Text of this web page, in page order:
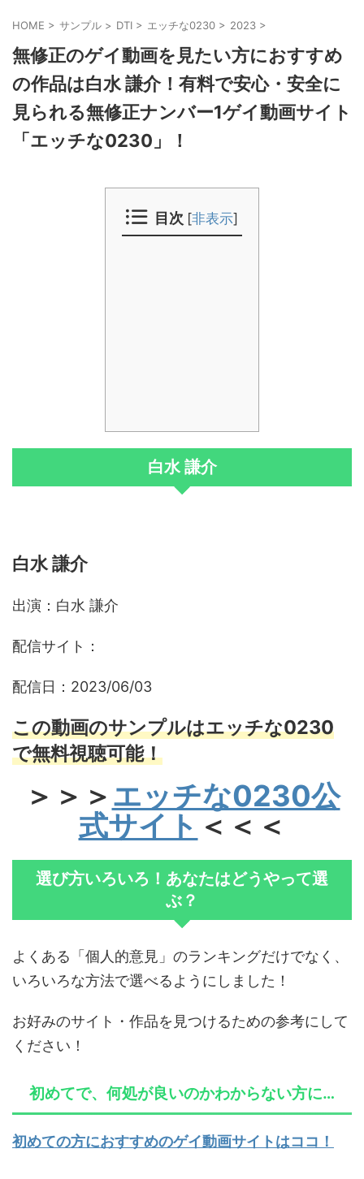
HOME > サンプル > DTI > エッチな0230 > 2023 >
無修正のゲイ動画を見たい方におすすめ
の作品は白水 謙介！有料で安心・安全に
見られる無修正ナンバー1ゲイ動画サイト
「エッチな0230」！
目次 [非表示]
白水 謙介
白水 謙介
出演：白水 謙介
配信サイト：
配信日：2023/06/03
この動画のサンプルはエッチな0230
で無料視聴可能！
＞＞＞ エッチな0230公
式サイト ＜＜＜
選び方いろいろ！あなたはどうやって選
ぶ？
よくある「個人的意見」のランキングだけでなく、
いろいろな方法で選べるようにしました！
お好みのサイト・作品を見つけるための参考にして
ください！
初めてで、何処が良いのかわからない方に…
初めての方におすすめのゲイ動画サイトはココ！